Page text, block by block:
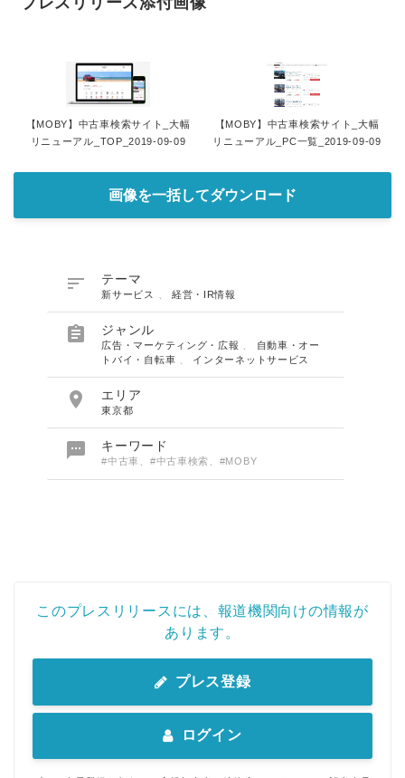
【MOBY】中古車検索サイト_大幅
リニューアル_TOP_2019-09-09
【MOBY】中古車検索サイト_大幅
リニューアル_PC一覧_2019-09-09
画像を一括してダウンロード
 テーマ
新サービス 経営・IR情報
 ジャンル
広告・マーケティング・広報
自動車・オー
トバイ・自転車
インターネットサービス
 エリア
東京都
 キーワード
#中古車、#中古車検索、#MOBY
このプレスリリースには、報道機関向けの情報が
あります。
プレス登録
ログイン